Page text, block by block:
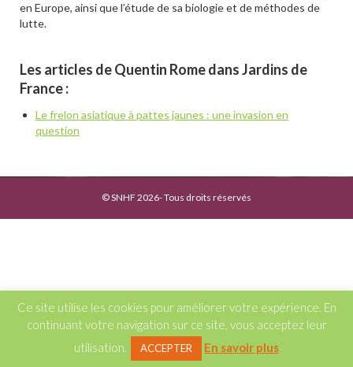
en Europe, ainsi que l’étude de sa biologie et de méthodes de
lutte.
Les articles de Quentin Rome dans Jardins de
France :
Le frelon asiatique à pattes jaunes : une invasion en
question
© SNHF 2026- Tous droits réservés
Ce site utilise les cookies pour améliorer votre expérience. En
continuant votre navigation sur ce site, vous acceptez leur
utilisation.
ACCEPTER En savoir plus